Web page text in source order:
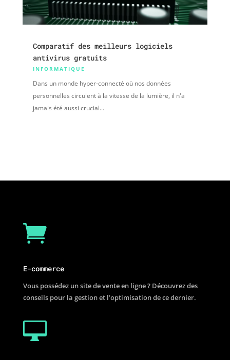
Comparatif des meilleurs logiciels
antivirus gratuits
INFORMATIQUE
Dans un monde hyper-connecté où nos données
personnelles circulent à la vitesse de la lumière, il n'a
jamais été aussi crucial...

E-commerce
Vous possédez un site de vente en ligne ? Découvrez des
conseils pour la gestion et l’optimisation de ce dernier.
